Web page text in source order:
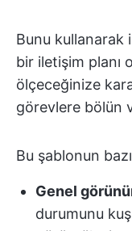
Bunu kullanarak
bir iletişim planı
ölçeceğinize
görevlere bölün
Bu şablonun
Genel
durumunu